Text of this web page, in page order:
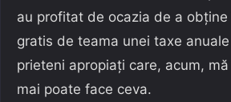
au profitat de ocazia de a obține
gratis de teama unei taxe
prieteni apropiați care, acum,
mai poate face ceva.